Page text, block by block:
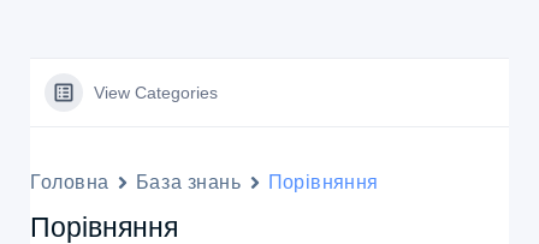
View Categories
Головна База знань Порівняння
Порівняння